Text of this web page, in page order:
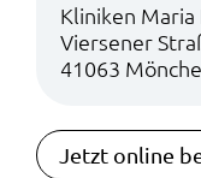
Kliniken
Viersener
41063
Jetzt online